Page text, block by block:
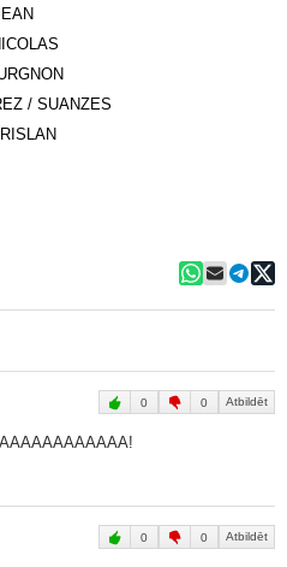
/ SUANZES
0 0 Atbildēt
0 0 Atbildēt